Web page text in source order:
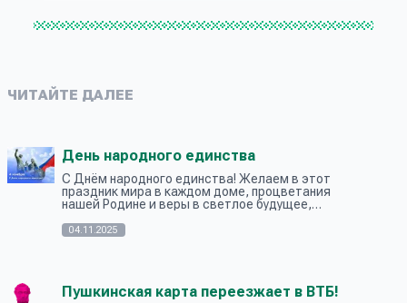
ЧИТАЙТЕ ДАЛЕЕ
День народного единства
С Днём народного единства! Желаем в этот
праздник мира в каждом доме, процветания
нашей Родине и веры в светлое будущее,
04.11.2025
Пушкинская карта переезжает в ВТБ!